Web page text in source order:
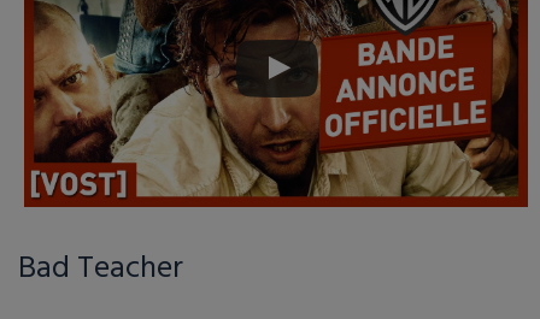
Bad Teacher